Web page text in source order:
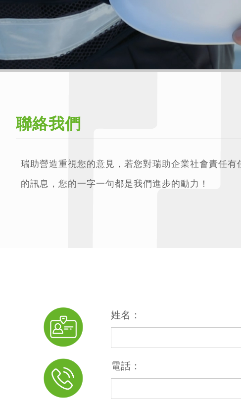
聯絡我們
瑞助營造重視您的意見，若您對瑞助企業社會責任
的訊息，您的一字一句都是我們進步的動力！
姓名：
電話：